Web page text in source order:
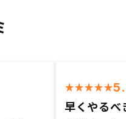
早くやるべ